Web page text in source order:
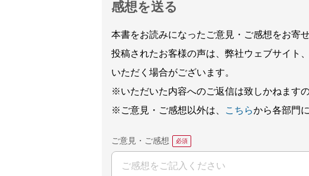
感想を送る
本書をお読みになったご意見・ご感想をお寄せ
投稿されたお客様の声は、弊社ウェブサイト
いただく場合がございます。
※いただいた内容へのご返信は致しかねます
※ご意見・ご感想以外は、
こちらから各部門
ご意見・ご感想